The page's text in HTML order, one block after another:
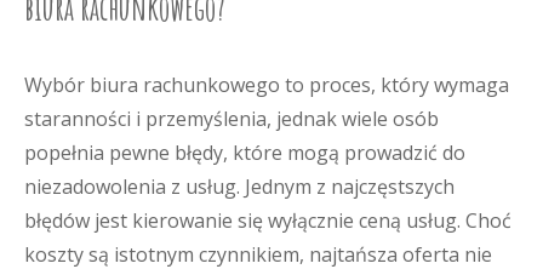
Wybór biura rachunkowego to proces, który wymaga
staranności i przemyślenia, jednak wiele osób
popełnia pewne błędy, które mogą prowadzić do
niezadowolenia z usług. Jednym z najczęstszych
błędów jest kierowanie się wyłącznie ceną usług. Choć
koszty są istotnym czynnikiem, najtańsza oferta nie